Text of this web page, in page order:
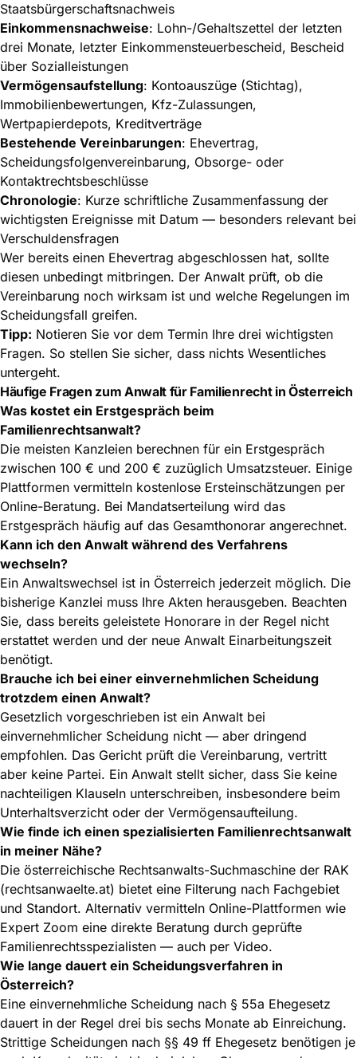
Staatsbürgerschaftsnachweis
Einkommensnachweise: Lohn-/Gehaltszettel der letzten
drei Monate, letzter Einkommensteuerbescheid, Bescheid
über Sozialleistungen
Vermögensaufstellung: Kontoauszüge (Stichtag),
Immobilienbewertungen, Kfz-Zulassungen,
Wertpapierdepots, Kreditverträge
Bestehende Vereinbarungen: Ehevertrag,
Scheidungsfolgenvereinbarung, Obsorge- oder
Kontaktrechtsbeschlüsse
Chronologie: Kurze schriftliche Zusammenfassung der
wichtigsten Ereignisse mit Datum — besonders relevant bei
Verschuldensfragen
Wer bereits einen Ehevertrag abgeschlossen hat, sollte
diesen unbedingt mitbringen. Der Anwalt prüft, ob die
Vereinbarung noch wirksam ist und welche Regelungen im
Scheidungsfall greifen.
Tipp: Notieren Sie vor dem Termin Ihre drei wichtigsten
Fragen. So stellen Sie sicher, dass nichts Wesentliches
untergeht.
Häufige Fragen zum Anwalt für Familienrecht in Österreich
Was kostet ein Erstgespräch beim
Familienrechtsanwalt?
Die meisten Kanzleien berechnen für ein Erstgespräch
zwischen 100 € und 200 € zuzüglich Umsatzsteuer. Einige
Plattformen vermitteln kostenlose Ersteinschätzungen per
Online-Beratung. Bei Mandatserteilung wird das
Erstgespräch häufig auf das Gesamthonorar angerechnet.
Kann ich den Anwalt während des Verfahrens
wechseln?
Ein Anwaltswechsel ist in Österreich jederzeit möglich. Die
bisherige Kanzlei muss Ihre Akten herausgeben. Beachten
Sie, dass bereits geleistete Honorare in der Regel nicht
erstattet werden und der neue Anwalt Einarbeitungszeit
benötigt.
Brauche ich bei einer einvernehmlichen Scheidung
trotzdem einen Anwalt?
Gesetzlich vorgeschrieben ist ein Anwalt bei
einvernehmlicher Scheidung nicht — aber dringend
empfohlen. Das Gericht prüft die Vereinbarung, vertritt
aber keine Partei. Ein Anwalt stellt sicher, dass Sie keine
nachteiligen Klauseln unterschreiben, insbesondere beim
Unterhaltsverzicht oder der Vermögensaufteilung.
Wie finde ich einen spezialisierten Familienrechtsanwalt
in meiner Nähe?
Die österreichische Rechtsanwalts-Suchmaschine der RAK
(rechtsanwaelte.at) bietet eine Filterung nach Fachgebiet
und Standort. Alternativ vermitteln Online-Plattformen wie
Expert Zoom eine direkte Beratung durch geprüfte
Familienrechtsspezialisten — auch per Video.
Wie lange dauert ein Scheidungsverfahren in
Österreich?
Eine einvernehmliche Scheidung nach § 55a Ehegesetz
dauert in der Regel drei bis sechs Monate ab Einreichung.
Strittige Scheidungen nach §§ 49 ff Ehegesetz benötigen je